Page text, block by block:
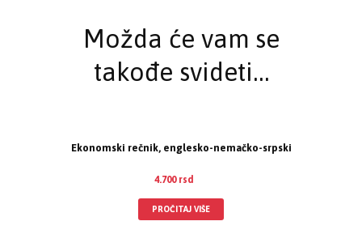
Možda će vam se
takođe svideti…
Ekonomski rečnik, englesko-nemačko-srpski
4.700 rsd
PROČITAJ VIŠE